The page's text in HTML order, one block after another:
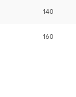
140
160